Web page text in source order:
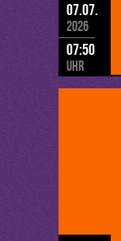
07.07.
2026
07:50
Uhr